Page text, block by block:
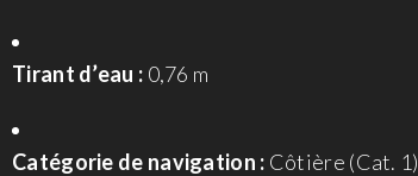
Tirant d’eau : 0,76 m
Catégorie de navigation : Côtière (Cat. 1)